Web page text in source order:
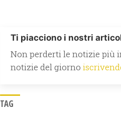
Ti piacciono i nostri
Non perderti le notizie più
notizie del giorno
TAG